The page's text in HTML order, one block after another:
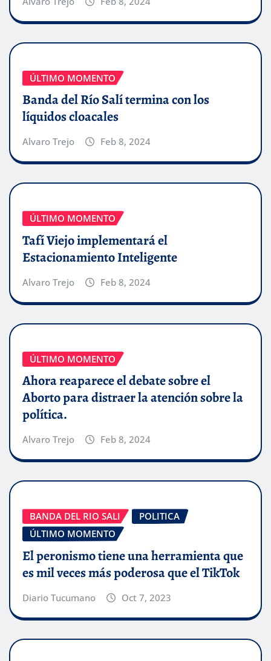
ÚLTIMO MOMENTO
Banda del Río Salí termina con los
líquidos cloacales
Alvaro Trejo Feb 8, 2024
ÚLTIMO MOMENTO
Tafí Viejo implementará el
Estacionamiento Inteligente
Alvaro Trejo Feb 8, 2024
ÚLTIMO MOMENTO
Ahora reaparece el debate sobre el
Aborto para distraer la atención sobre la
política.
Alvaro Trejo Feb 8, 2024
BANDA DEL RIO SALI
POLITICA
ÚLTIMO MOMENTO
El peronismo tiene una herramienta que
es mil veces más poderosa que el TikTok
Diario Tucumano Oct 7, 2023